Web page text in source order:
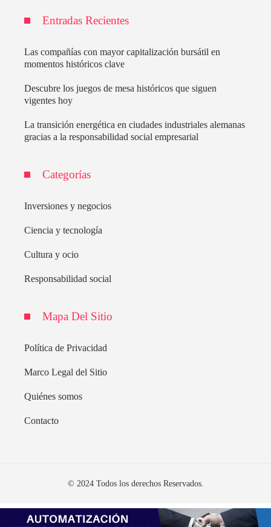
Entradas Recientes
Las compañías con mayor capitalización bursátil en
momentos históricos clave
Descubre los juegos de mesa históricos que siguen
vigentes hoy
La transición energética en ciudades industriales alemanas
gracias a la responsabilidad social empresarial
Categorías
Inversiones y negocios
Ciencia y tecnología
Cultura y ocio
Responsabilidad social
Mapa Del Sitio
Política de Privacidad
Marco Legal del Sitio
Quiénes somos
Contacto
© 2024 Todos los derechos Reservados.